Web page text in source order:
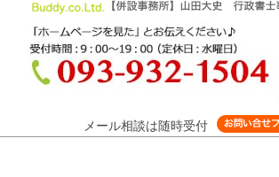
メール相談は随時受付